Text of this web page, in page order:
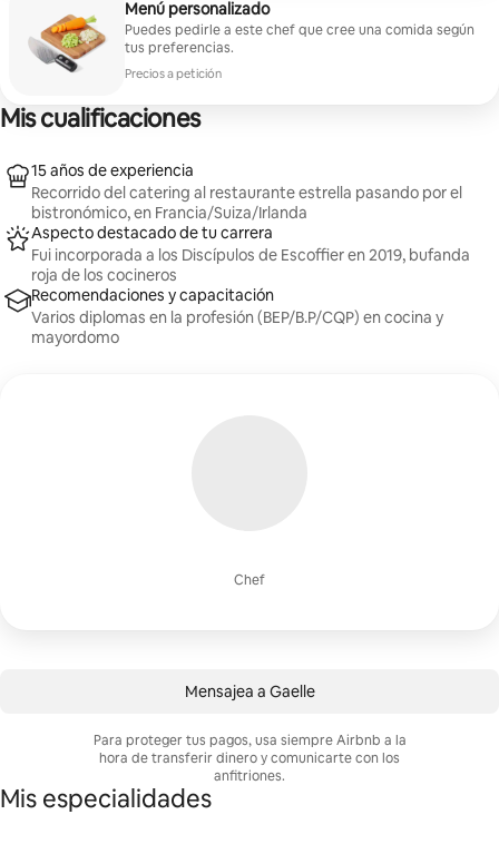
vinos con suplemento bajo petición. Menú
vegetariano/vegano bajo petición. (ingredientes no
incluidos por defecto a pagar previa presentación de
justificantes)
Menú personalizado
Puedes pedirle a este chef que cree una comida según
tus preferencias.
Precios a petición
Mis cualificaciones
Chef
15 años de experiencia
Recorrido del catering al restaurante estrella pasando por el
bistronómico, en Francia/Suiza/Irlanda
Aspecto destacado de tu carrera
Fui incorporada a los Discípulos de Escoffier en 2019, bufanda
roja de los cocineros
Recomendaciones y capacitación
Varios diplomas en la profesión (BEP/B.P/CQP) en cocina y
mayordomo
Mensajea a Gaelle
Para proteger tus pagos, usa siempre Airbnb a la
hora de transferir dinero y comunicarte con los
anfitriones.
Mis especialidades